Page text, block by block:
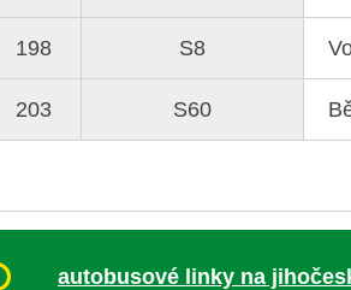
198 S8
203 S60
autobusové linky na